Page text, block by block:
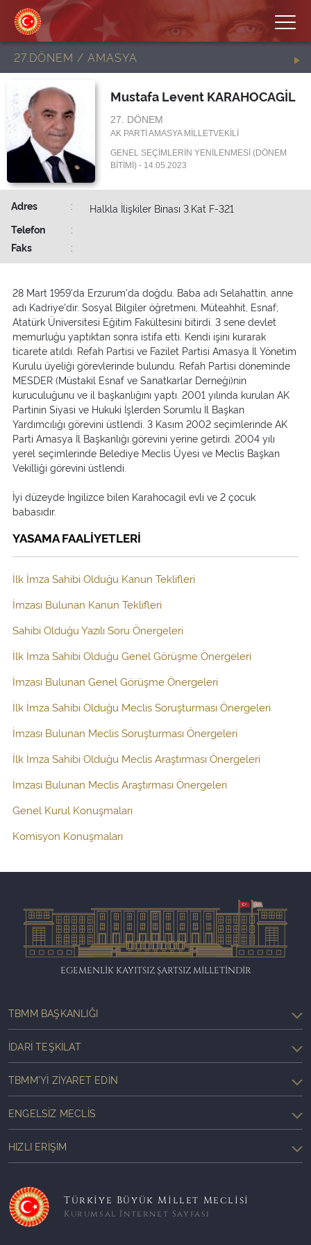
27.DÖNEM / AMASYA
Mustafa Levent KARAHOCAGİL
27. DÖNEM
AK PARTİ AMASYA MİLLETVEKİLİ
GENEL SEÇİMLERİN YENİLENMESİ (DÖNEM
BİTİMİ) - 14.05.2023
Adres :
Halkla İlişkiler Binası 3.Kat F-321
Telefon
:
Faks
:
28 Mart 1959'da Erzurum'da doğdu. Baba adı Selahattin, anne
adı Kadriye'dir. Sosyal Bilgiler öğretmeni, Müteahhit, Esnaf;
Atatürk Üniversitesi Eğitim Fakültesini bitirdi. 3 sene devlet
memurluğu yaptıktan sonra istifa etti. Kendi işini kurarak
ticarete atıldı. Refah Partisi ve Fazilet Partisi Amasya İl Yönetim
Kurulu üyeliği görevlerinde bulundu. Refah Partisi döneminde
MESDER (Müstakil Esnaf ve Sanatkarlar Derneği)nin
kuruculuğunu ve il başkanlığını yaptı. 2001 yılında kurulan AK
Partinin Siyasi ve Hukuki İşlerden Sorumlu İl Başkan
Yardımcılığı görevini üstlendi. 3 Kasım 2002 seçimlerinde AK
Parti Amasya İl Başkanlığı görevini yerine getirdi. 2004 yılı
yerel seçimlerinde Belediye Meclis Üyesi ve Meclis Başkan
Vekilliği görevini üstlendi.
İyi düzeyde İngilizce bilen Karahocagil evli ve 2 çocuk
babasıdır.
YASAMA FAALİYETLERİ
İlk İmza Sahibi Olduğu Kanun Teklifleri
İmzası Bulunan Kanun Teklifleri
Sahibi Olduğu Yazılı Soru Önergeleri
İlk İmza Sahibi Olduğu Genel Görüşme Önergeleri
İmzası Bulunan Genel Görüşme Önergeleri
İlk İmza Sahibi Olduğu Meclis Soruşturması Önergeleri
İmzası Bulunan Meclis Soruşturması Önergeleri
İlk İmza Sahibi Olduğu Meclis Araştırması Önergeleri
İmzası Bulunan Meclis Araştırması Önergeleri
Genel Kurul Konuşmaları
Komisyon Konuşmaları
EGEMENLİK KAYITSIZ ŞARTSIZ MİLLETİNDİR
TBMM BAŞKANLIĞI
İDARI TEŞKILAT
TBMM'YI ZIYARET EDIN
ENGELSIZ MECLIS
HIZLI ERIŞIM
Türkiye Büyük Millet Meclisi
Kurumsal İnternet Sayfası